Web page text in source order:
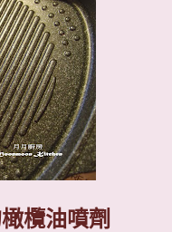
欖油噴劑